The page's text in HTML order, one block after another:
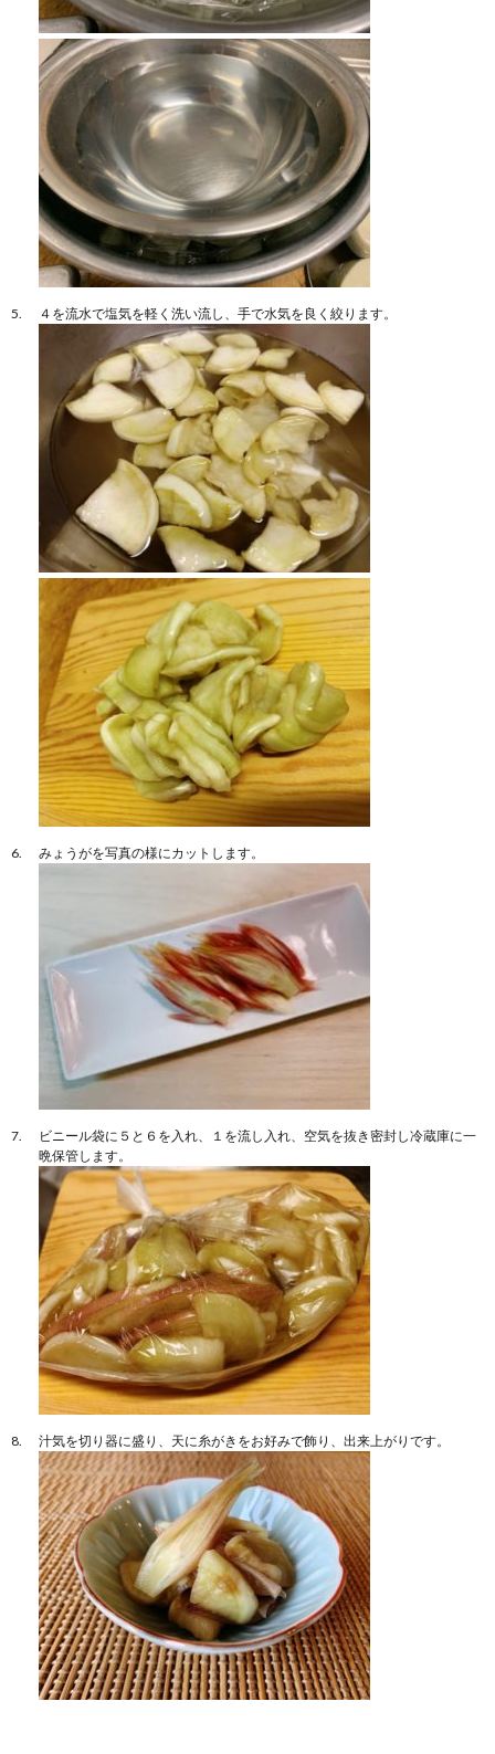
４を流水で塩気を軽く洗い流し、手で水気を良く絞ります。
みょうがを写真の様にカットします。
ビニール袋に５と６を入れ、１を流し入れ、空気を抜き密封し冷蔵庫に一
晩保管します。
汁気を切り器に盛り、天に糸がきをお好みで飾り、出来上がりです。